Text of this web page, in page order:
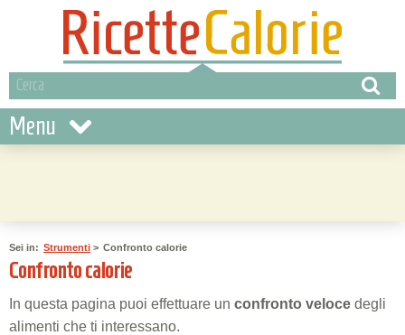
Menu
Sei in: Strumenti > Confronto calorie
Confronto calorie
In questa pagina puoi effettuare un confronto veloce degli
alimenti che ti interessano.